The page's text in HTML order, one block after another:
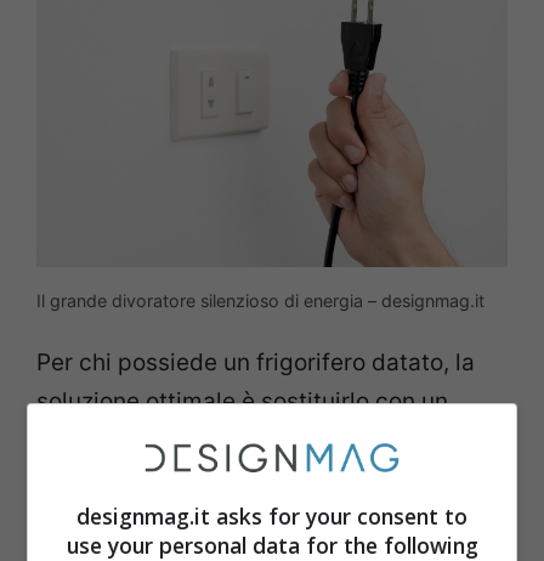
Il grande divoratore silenzioso di energia – designmag.it
Per chi possiede un frigorifero datato, la
soluzione ottimale è sostituirlo con un
modello efficiente, ma nell’immediato è
possibile ridurre i consumi notturni
regolando correttamente il termostato,
designmag.it asks for your consent to
use your personal data for the following